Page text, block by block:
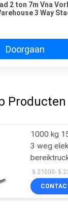
2 ton 7m Vna
3 Way
Doorgaan
Producten
1000 kg
3 weg